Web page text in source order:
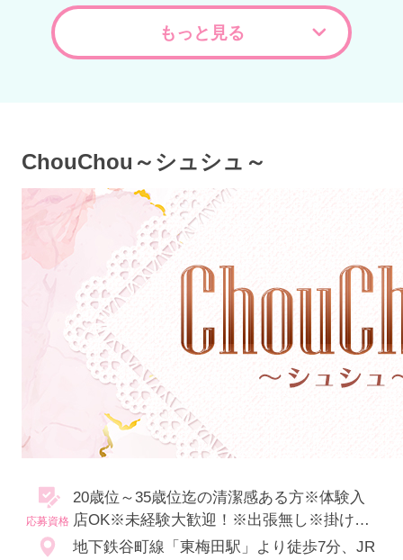
もっと見る
ChouChou～シュシュ～
応募資格
20歳位～35歳位迄の清潔感ある方※体験入
店OK※未経験大歓迎！※出張無し※掛け持
ちOK※友達との応募OK
地下鉄谷町線「東梅田駅」より徒歩7分、JR